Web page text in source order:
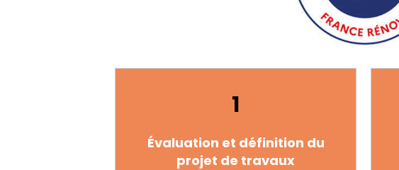
1
Évaluation et définition du
projet de travaux